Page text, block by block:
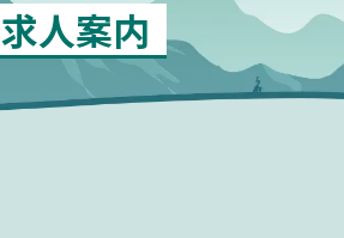
求人案内